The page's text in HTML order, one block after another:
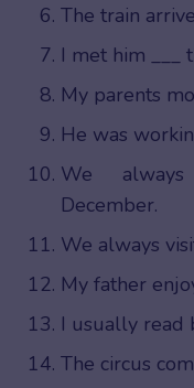
The train
I met him ___
My parents
He was
We
December.
We always
My father
I usually read
The circus